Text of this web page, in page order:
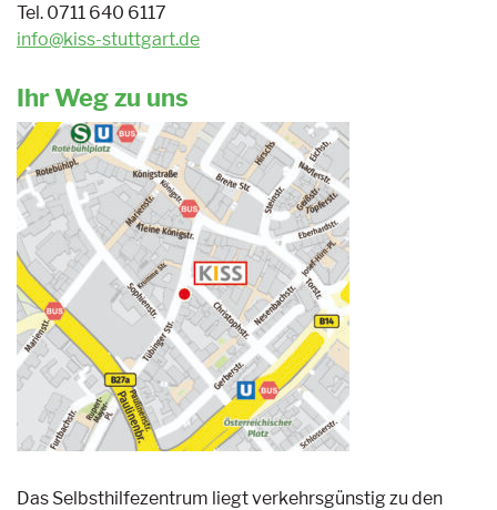
Tel. 0711 640 6117
info@kiss-stuttgart.de
Ihr Weg zu uns
Das Selbsthilfezentrum liegt verkehrsgünstig zu den